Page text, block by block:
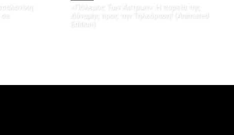
«Πόλεμος Των Άστρων»: Η πορεία της
Δύναμης προς την Τηλεόραση! (Animated